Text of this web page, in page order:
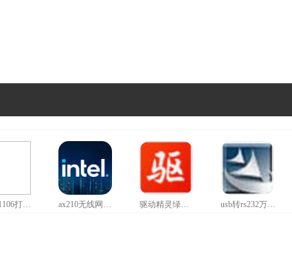
惠普p1106打印机驱动 ax210无线网卡驱动 驱动精灵绿色版 usb转rs232万能驱动最新版